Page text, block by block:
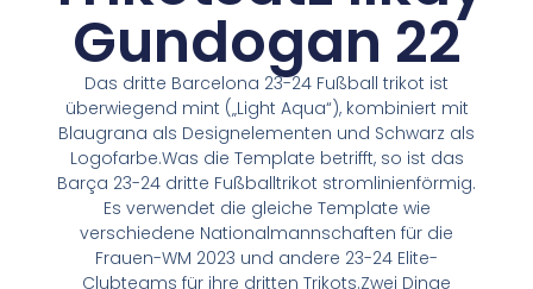
Gundogan 22
Das dritte Barcelona 23-24 Fußball trikot ist
überwiegend mint („Light Aqua“), kombiniert mit
Blaugrana als Designelementen und Schwarz als
Logofarbe.Was die Template betrifft, so ist das
Barça 23-24 dritte Fußballtrikot stromlinienförmig.
Es verwendet die gleiche Template wie
verschiedene Nationalmannschaften für die
Frauen-WM 2023 und andere 23-24 Elite-
Clubteams für ihre dritten Trikots.Zwei Dinge